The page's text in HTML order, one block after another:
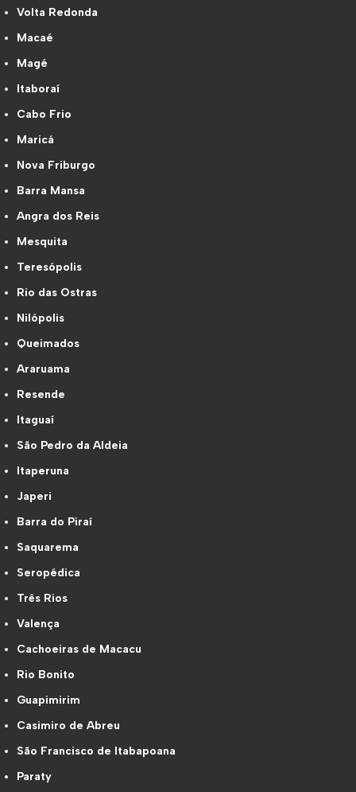
Volta Redonda
Macaé
Magé
Itaboraí
Cabo Frio
Maricá
Nova Friburgo
Barra Mansa
Angra dos Reis
Mesquita
Teresópolis
Rio das Ostras
Nilópolis
Queimados
Araruama
Resende
Itaguaí
São Pedro da Aldeia
Itaperuna
Japeri
Barra do Piraí
Saquarema
Seropédica
Três Rios
Valença
Cachoeiras de Macacu
Rio Bonito
Guapimirim
Casimiro de Abreu
São Francisco de Itabapoana
Paraty